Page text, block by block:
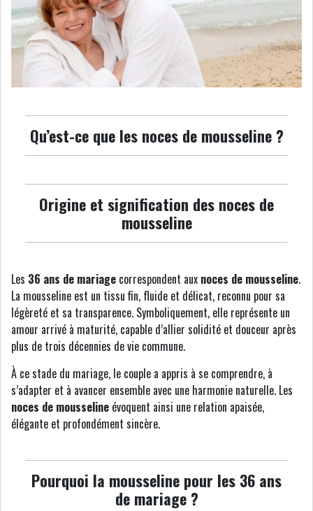
Qu’est-ce que les noces de mousseline ?
Origine et signification des noces de
mousseline
Les 36 ans de mariage correspondent aux noces de mousseline.
La mousseline est un tissu fin, fluide et délicat, reconnu pour sa
légèreté et sa transparence. Symboliquement, elle représente un
amour arrivé à maturité, capable d’allier solidité et douceur après
plus de trois décennies de vie commune.
À ce stade du mariage, le couple a appris à se comprendre, à
s’adapter et à avancer ensemble avec une harmonie naturelle. Les
noces de mousseline évoquent ainsi une relation apaisée,
élégante et profondément sincère.
Pourquoi la mousseline pour les 36 ans
de mariage ?